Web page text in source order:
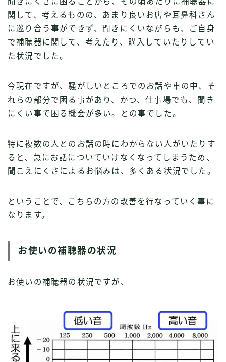
関して、考えるものの、あまり良いお店や耳鼻科さん
に巡り合う事ができず、聞きにくいながらも、ご自身
で補聴器に関して、考えたり、購入していたりしてい
た状況でした。
今現在ですが、騒がしいところでのお話や車の中、そ
れらの部分で困る事があり、かつ、仕事場でも、聞き
にくい事で困る機会が多い。との事でした。
特に複数の人とのお話の時にわからない人がいたりす
ると、急にお話についていけなくなってしまうため、
聞こえにくさによるお悩みは、多くある状況でした。
ということで、こちらの方の改善を行なっていく事に
なります。
お使いの補聴器の状況
お使いの補聴器の状況ですが、